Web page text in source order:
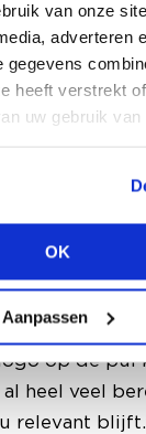
van onze
adverteren
gegevens
heeft verstrekt
uw gebruik van
OK
Aanpassen
winkelen.
social
shoppen,
doet om te
is dus:
je online
visual
op de pui
heel veel
relevant